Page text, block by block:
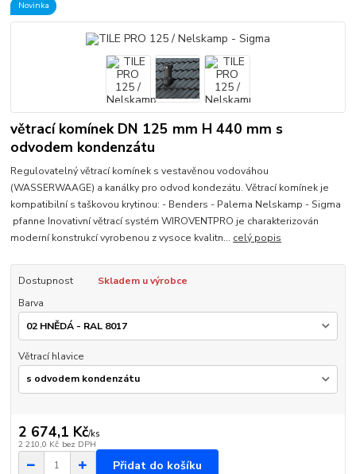
Novinka
větrací komínek DN 125 mm H 440 mm s
odvodem kondenzátu
Regulovatelný větrací komínek s vestavěnou vodováhou
(WASSERWAAGE) a kanálky pro odvod kondezátu. Větrací komínek je
kompatibilní s taškovou krytinou: - Benders - Palema Nelskamp - Sigma
pfanne Inovativní větrací systém WIROVENTPRO je charakterizován
moderní konstrukcí vyrobenou z vysoce kvalitn... celý popis
Dostupnost
Skladem u výrobce
Barva
Větrací hlavice
2 674,1 Kč/ks
2 210,0 Kč bez DPH
Přidat do košíku